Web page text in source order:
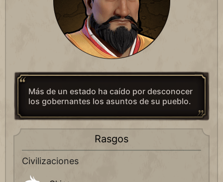
Más de un estado ha caído por desconocer
los gobernantes los asuntos de su pueblo.
Rasgos
Civilizaciones